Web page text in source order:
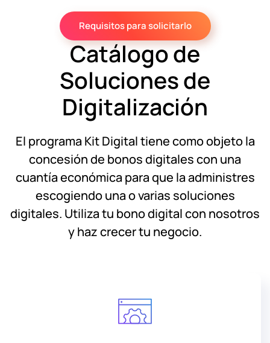
Requisitos para solicitarlo
Catálogo de
Soluciones de
Digitalización
El programa Kit Digital tiene como objeto la
concesión de bonos digitales con una
cuantía económica para que la administres
escogiendo una o varias soluciones
digitales. Utiliza tu bono digital con nosotros
y haz crecer tu negocio.